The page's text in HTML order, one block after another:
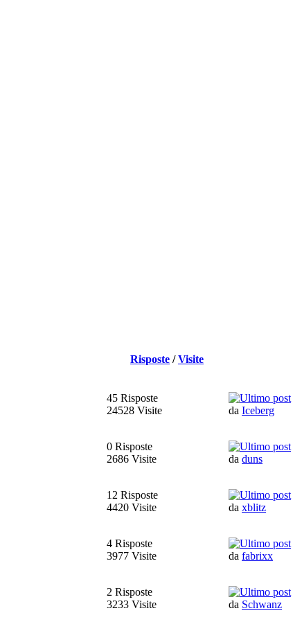
Risposte /Visite
45 Risposte
24528 Visite
da Iceberg
0 Risposte
2686 Visite
da duns
12 Risposte
4420 Visite
da xblitz
4 Risposte
3977 Visite
da fabrixx
2 Risposte
3233 Visite
da Schwanz